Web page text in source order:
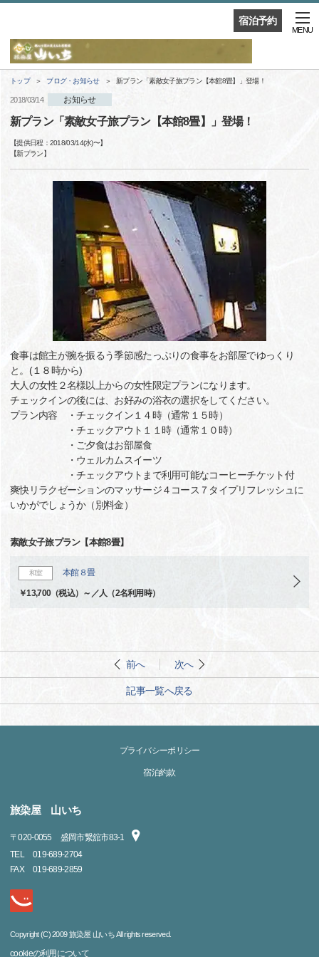
宿泊予約
MENU
トップ ブログ・お知らせ 新プラン「素敵女子旅プラン【本館8畳】」登場！
2018/03/14 お知らせ
新プラン「素敵女子旅プラン【本館8畳】」登場！
【提供日程： 2018/03/14(水)〜】
【新プラン】
食事は館主が腕を振るう季節感たっぷりの食事をお部屋でゆっくり
と。(１８時から)
大人の女性２名様以上からの女性限定プランになります。
チェックインの後には、お好みの浴衣の選択をしてください。
プラン内容 ・チェックイン１４時（通常１５時）
・チェックアウト１１時（通常１０時）
・ご夕食はお部屋食
・ウェルカムスイーツ
・チェックアウトまで利用可能なコーヒーチケット付
爽快リラクゼーションのマッサージ４コース７タイプリフレッシュに
いかがでしょうか（別料金）
素敵女子旅プラン【本館8畳】
和室 本館８畳
￥13,700（税込）～／人（2名利用時）
前へ 次へ
記事一覧へ戻る
プライバシーポリシー
宿泊約款
旅染屋 山いち
〒020-0055
盛岡市繋舘市83-1
TEL
019-689-2704
FAX
019-689-2859
Copyright (C) 2009 旅染屋 山いち All rights reserved.
cookieの利用について